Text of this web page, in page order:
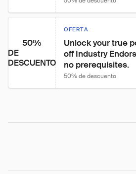
50%
DE
DESCUENTO
OFERTA
Unlock your true
off Industry
no prerequisites.
50% de descuento